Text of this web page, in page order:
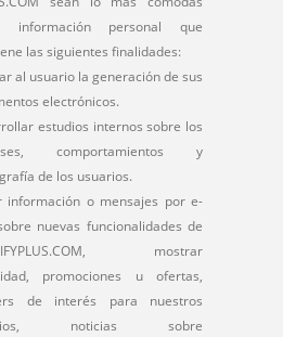
información personal que
las siguientes finalidades:
al usuario la generación de sus
electrónicos.
estudios internos sobre los
comportamientos y
de los usuarios.
información o mensajes por e-
nuevas funcionalidades de
mostrar
promociones u ofertas,
de interés para nuestros
noticias sobre